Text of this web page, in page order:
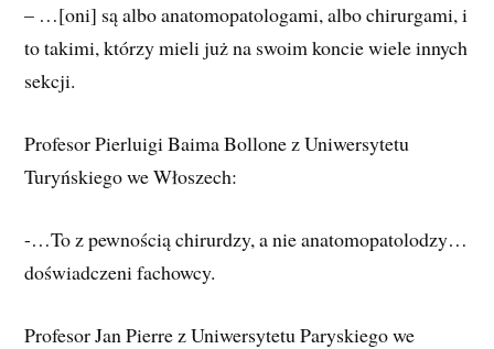
– …[oni] są albo anatomopatologami, albo chirurgami, i
to takimi, którzy mieli już na swoim koncie wiele innych
sekcji.
Profesor Pierluigi Baima Bollone z Uniwersytetu
Turyńskiego we Włoszech:
-…To z pewnością chirurdzy, a nie anatomopatolodzy…
doświadczeni fachowcy.
Profesor Jan Pierre z Uniwersytetu Paryskiego we